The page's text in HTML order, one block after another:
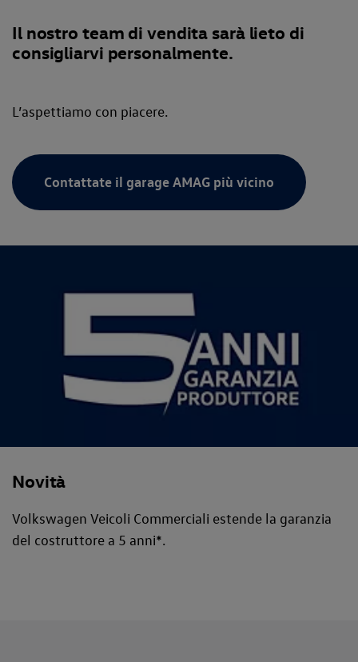
Il nostro team di vendita sarà lieto di
consigliarvi personalmente.
L’aspettiamo con piacere.
Contattate il garage AMAG più vicino
Novità
Volkswagen Veicoli Commerciali estende la garanzia
del costruttore a 5 anni*.